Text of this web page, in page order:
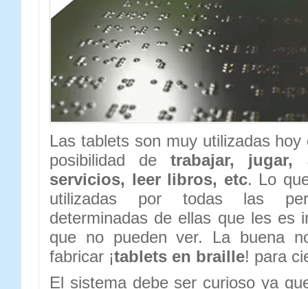
Las tablets son muy utilizadas
posibilidad detrabajar,
servicios, leer libros, etc. Lo
utilizadas por todas las
determinadas de ellas que les es
que no pueden ver. La buena
fabricar ¡tablets en braille! para
El sistema debe ser curioso ya